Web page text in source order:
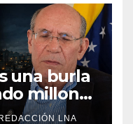
una burla
millones
LNA